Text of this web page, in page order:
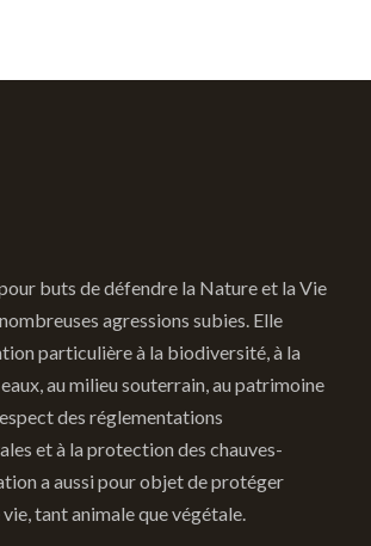
pour buts de défendre la Nature et la Vie
agressions subies. Elle
particulière à la biodiversité, à la
au milieu souterrain, au patrimoine
des réglementations
et à la protection des chauves-
a aussi pour objet de protéger
tant animale que végétale.